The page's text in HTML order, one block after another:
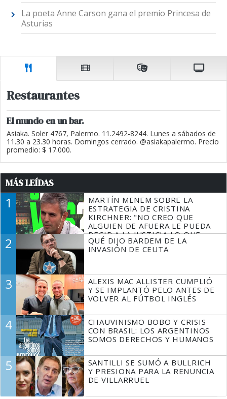
La poeta Anne Carson gana el premio Princesa de
Asturias
Restaurantes
El mundo en un bar.
Asiaka. Soler 4767, Palermo. 11.2492-8244. Lunes a sábados de
11.30 a 23.30 horas. Domingos cerrado. @asiakapalermo. Precio
promedio: $ 17.000.
MÁS LEÍDAS
1
MARTÍN MENEM SOBRE LA
ESTRATEGIA DE CRISTINA
KIRCHNER: "NO CREO QUE
ALGUIEN DE AFUERA LE PUEDA
DECIR A LA JUSTICIA LO QUE
TIENE QUE HACER"
2
QUÉ DIJO BARDEM DE LA
INVASIÓN DE CEUTA
3
ALEXIS MAC ALLISTER CUMPLIÓ
Y SE IMPLANTÓ PELO ANTES DE
VOLVER AL FÚTBOL INGLÉS
4
CHAUVINISMO BOBO Y CRISIS
CON BRASIL: LOS ARGENTINOS
SOMOS DERECHOS Y HUMANOS
5
SANTILLI SE SUMÓ A BULLRICH
Y PRESIONA PARA LA RENUNCIA
DE VILLARRUEL